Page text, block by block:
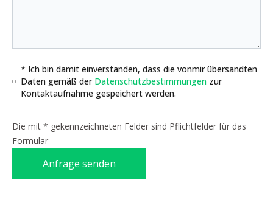
* Ich bin damit einverstanden, dass die vonmir übersandten
Daten gemäß der Datenschutzbestimmungen zur
Kontaktaufnahme gespeichert werden.
Die mit * gekennzeichneten Felder sind Pflichtfelder für das
Formular
Anfrage senden